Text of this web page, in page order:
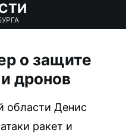
о защите
дронов
области Денис
ракет и